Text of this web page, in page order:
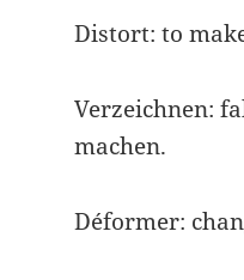
Distort: to
Verzeichnen:
machen.
Déformer: